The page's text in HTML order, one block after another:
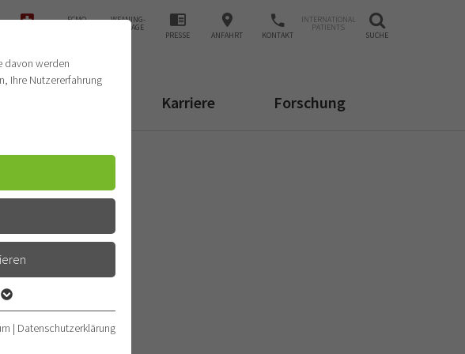
ECMO- WEANING-
ANFRAGE
PRESSE ANFAHRT KONTAKT
INTERNATIONAL
PATIENTS
SUCHE
Karriere Forschung
davon werden
Ihre Nutzererfahrung
der Webseite
| Datenschutzerklärung